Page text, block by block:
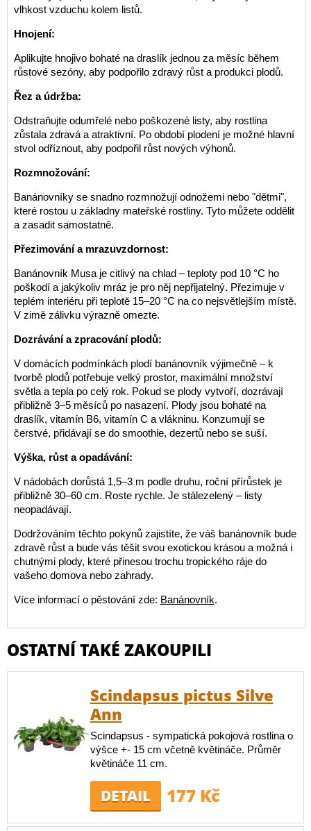
vlhkost vzduchu kolem listů.
Hnojení:
Aplikujte hnojivo bohaté na draslík jednou za měsíc během
růstové sezóny, aby podpořilo zdravý růst a produkci plodů.
Řez a údržba:
Odstraňujte odumřelé nebo poškozené listy, aby rostlina
zůstala zdravá a atraktivní. Po období plodení je možné hlavní
stvol odříznout, aby podpořil růst nových výhonů.
Rozmnožování:
Banánovníky se snadno rozmnožují odnožemi nebo "dětmi",
které rostou u základny mateřské rostliny. Tyto můžete oddělit
a zasadit samostatně.
Přezimování a mrazuvzdornost:
Banánovník Musa je citlivý na chlad – teploty pod 10 °C ho
poškodí a jakýkoliv mráz je pro něj nepřijatelný. Přezimuje v
teplém interiéru při teplotě 15–20 °C na co nejsvětlejším místě.
V zimě zálivku výrazně omezte.
Dozrávání a zpracování plodů:
V domácích podmínkách plodí banánovník výjimečně – k
tvorbě plodů potřebuje velký prostor, maximální množství
světla a tepla po celý rok. Pokud se plody vytvoří, dozrávají
přibližně 3–5 měsíců po nasazení. Plody jsou bohaté na
draslík, vitamín B6, vitamín C a vlákninu. Konzumují se
čerstvé, přidávají se do smoothie, dezertů nebo se suší.
Výška, růst a opadávání:
V nádobách dorůstá 1,5–3 m podle druhu, roční přírůstek je
přibližně 30–60 cm. Roste rychle. Je stálezelený – listy
neopadávají.
Dodržováním těchto pokynů zajistíte, že váš banánovník bude
zdravě růst a bude vás těšit svou exotickou krásou a možná i
chutnými plody, které přinesou trochu tropického ráje do
vašeho domova nebo zahrady.
Více informací o pěstování zde: Banánovník.
OSTATNÍ TAKÉ ZAKOUPILI
Scindapsus pictus Silve
Ann
Scindapsus - sympatická pokojová rostlina o
výšce +- 15 cm včetně květináče. Průměr
květináče 11 cm.
DETAIL 177 Kč